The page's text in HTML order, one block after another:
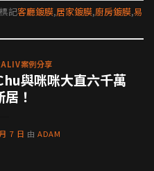
記客廳鍍膜,居家鍍膜,廚房鍍膜,易
案例分享
與咪咪大直六千萬
！
7 日 由 ADAM